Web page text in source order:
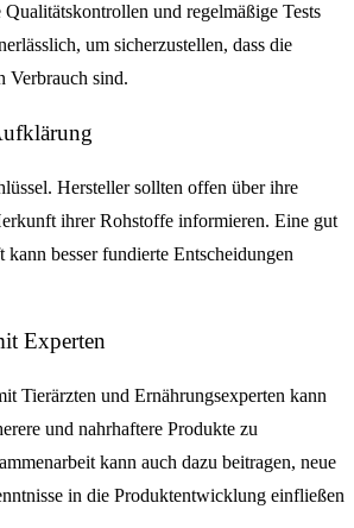
Qualitätskontrollen und regelmäßige Tests
um sicherzustellen, dass die
Verbrauch sind.
Hersteller sollten offen über ihre
ihrer Rohstoffe informieren. Eine gut
besser fundierte Entscheidungen
Experten
Tierärzten und Ernährungsexperten kann
und nahrhaftere Produkte zu
kann auch dazu beitragen, neue
in die Produktentwicklung einfließen